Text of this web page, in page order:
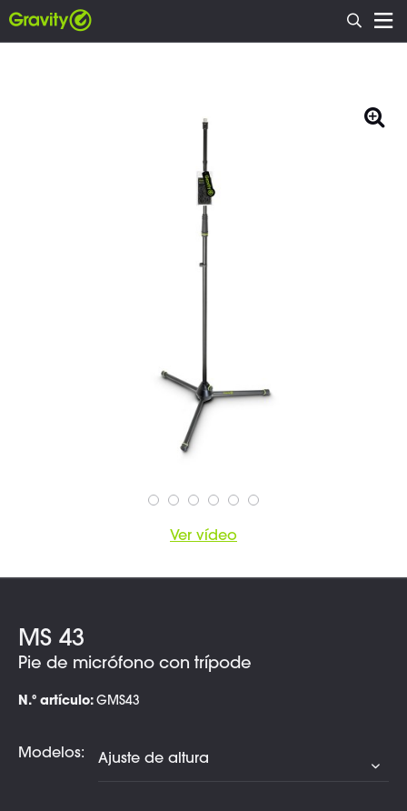
Ver vídeo
MS 43
Pie de micrófono con trípode
N.º artículo: GMS43
Modelos: